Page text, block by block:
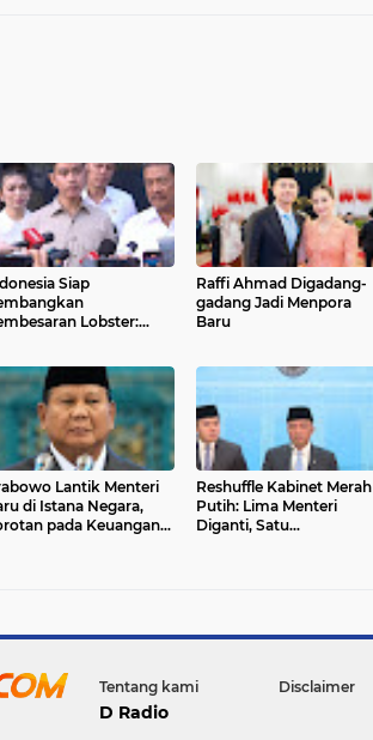
Siap
Lobster:
Raffi Ahmad Digadang-
gadang Jadi Menpora
Baru
Lantik Menteri
di Istana Negara,
pada Keuangan
Reshuffle Kabinet Merah
Putih: Lima Menteri
Diganti, Satu
Tentang kami Disclaimer
D Radio